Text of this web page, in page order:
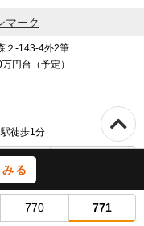
る
770 771
マーク
２-143-4外2筆
円台（予定）
徒歩1分
スレ